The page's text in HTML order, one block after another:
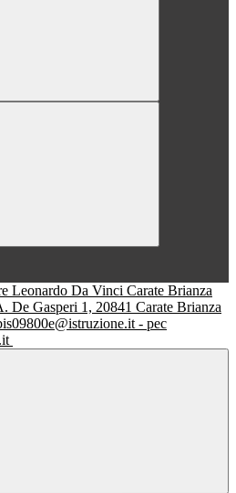
De Gasperi 1, 20841 Carate Brianza
- pec